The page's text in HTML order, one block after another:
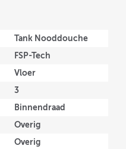
Tank Nooddouche
FSP-Tech
Vloer
3
Binnendraad
Overig
Overig